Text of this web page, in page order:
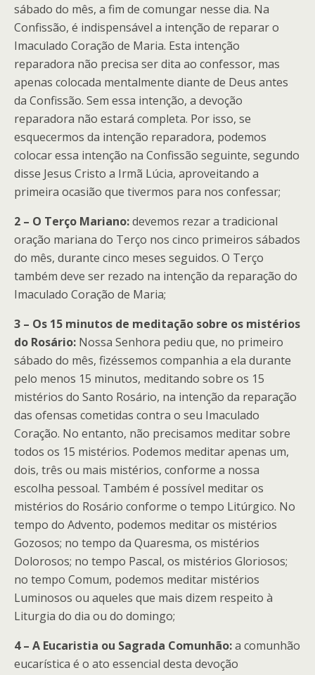
sábado do mês, a fim de comungar nesse dia. Na
Confissão, é indispensável a intenção de reparar o
Imaculado Coração de Maria. Esta intenção
reparadora não precisa ser dita ao confessor, mas
apenas colocada mentalmente diante de Deus antes
da Confissão. Sem essa intenção, a devoção
reparadora não estará completa. Por isso, se
esquecermos da intenção reparadora, podemos
colocar essa intenção na Confissão seguinte, segundo
disse Jesus Cristo a Irmã Lúcia, aproveitando a
primeira ocasião que tivermos para nos confessar;
2 – O Terço Mariano:devemos rezar a tradicional
oração mariana do Terço nos cinco primeiros sábados
do mês, durante cinco meses seguidos. O Terço
também deve ser rezado na intenção da reparação do
Imaculado Coração de Maria;
3 – Os 15 minutos de meditação sobre os mistérios
do Rosário: Nossa Senhora pediu que, no primeiro
sábado do mês, fizéssemos companhia a ela durante
pelo menos 15 minutos, meditando sobre os 15
mistérios do Santo Rosário, na intenção da reparação
das ofensas cometidas contra o seu Imaculado
Coração. No entanto, não precisamos meditar sobre
todos os 15 mistérios. Podemos meditar apenas um,
dois, três ou mais mistérios, conforme a nossa
escolha pessoal. Também é possível meditar os
mistérios do Rosário conforme o tempo Litúrgico. No
tempo do Advento, podemos meditar os mistérios
Gozosos; no tempo da Quaresma, os mistérios
Dolorosos; no tempo Pascal, os mistérios Gloriosos;
no tempo Comum, podemos meditar mistérios
Luminosos ou aqueles que mais dizem respeito à
Liturgia do dia ou do domingo;
4 – A Eucaristia ou Sagrada Comunhão:a comunhão
eucarística é o ato essencial desta devoção